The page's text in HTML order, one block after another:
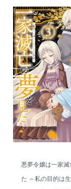
悪夢令嬢は一家
た ～私の目的は